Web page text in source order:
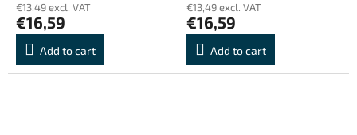
€13,49 excl. VAT
€16,59
Add to cart
€13,49 excl. VAT
€16,59
Add to cart